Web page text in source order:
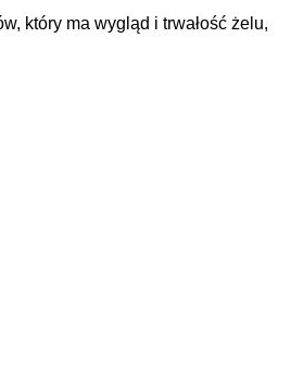
który ma wygląd i trwałość żelu,